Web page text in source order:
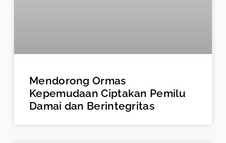
Mendorong Ormas
Kepemudaan Ciptakan Pemilu
Damai dan Berintegritas